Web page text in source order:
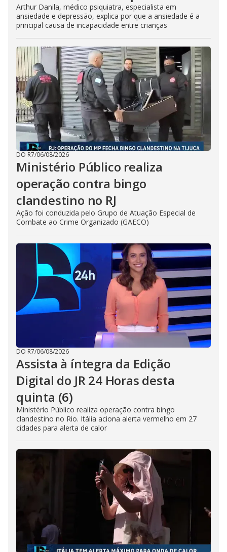
Arthur Danila, médico psiquiatra, especialista em
ansiedade e depressão, explica por que a ansiedade é a
principal causa de incapacidade entre crianças
DO R7/06/08/2026
Ministério Público realiza
operação contra bingo
clandestino no RJ
Ação foi conduzida pelo Grupo de Atuação Especial de
Combate ao Crime Organizado (GAECO)
DO R7/06/08/2026
Assista à íntegra da Edição
Digital do JR 24 Horas desta
quinta (6)
Ministério Público realiza operação contra bingo
clandestino no Rio. Itália aciona alerta vermelho em 27
cidades para alerta de calor